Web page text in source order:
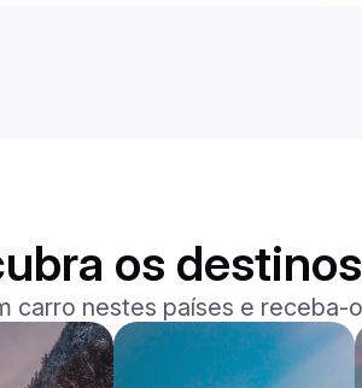
Benz
klasse 580
De 750
os
carro nestes países e